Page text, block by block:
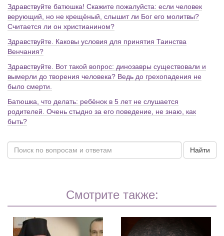
Здравствуйте батюшка! Скажите пожалуйста: если человек
верующий, но не крещёный, слышит ли Бог его молитвы?
Считается ли он христианином?
Здравствуйте. Каковы условия для принятия Таинства
Венчания?
Здравствуйте. Вот такой вопрос: динозавры существовали и
вымерли до творения человека? Ведь до грехопадения не
было смерти.
Батюшка, что делать: ребёнок в 5 лет не слушается
родителей. Очень стыдно за его поведение, не знаю, как
быть?
Найти
Смотрите также: